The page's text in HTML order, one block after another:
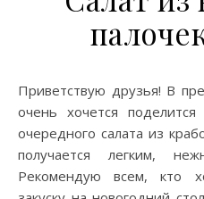
Приветствую друзья! В преддверье нового года, мне
очень хочется
очередного салата из
получается легким,
Рекомендую всем, кто